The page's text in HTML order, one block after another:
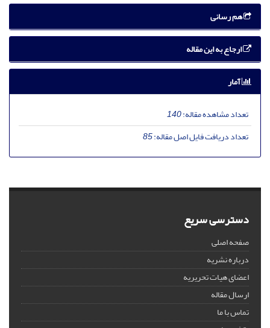
هم رسانی
ارجاع به این مقاله
آمار
تعداد مشاهده مقاله:140
تعداد دریافت فایل اصل مقاله:85
دسترسی سریع
صفحه اصلی
درباره نشریه
اعضای هیات تحریریه
ارسال مقاله
تماس با ما